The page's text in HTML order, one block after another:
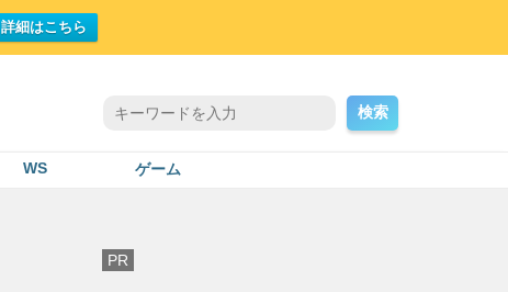
詳細はこちら
検索
WS ゲーム